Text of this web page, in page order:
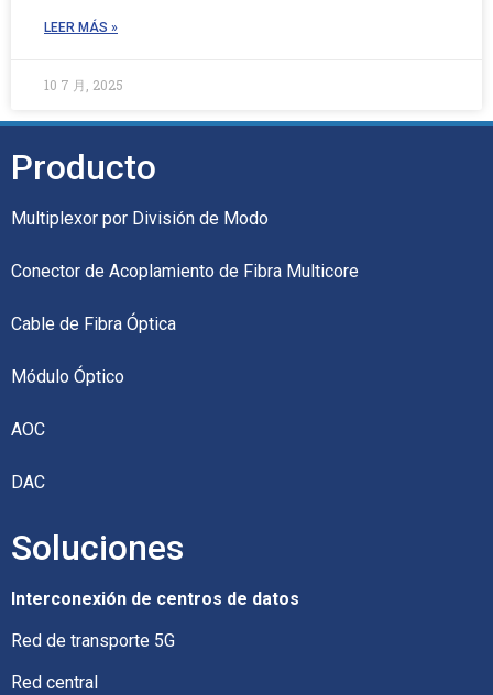
LEER MÁS »
10 7 月, 2025
Producto
Multiplexor por División de Modo
Conector de Acoplamiento de Fibra Multicore
Cable de Fibra Óptica
Módulo Óptico
AOC
DAC
Soluciones
Interconexión de centros de datos
Red de transporte 5G
Red central